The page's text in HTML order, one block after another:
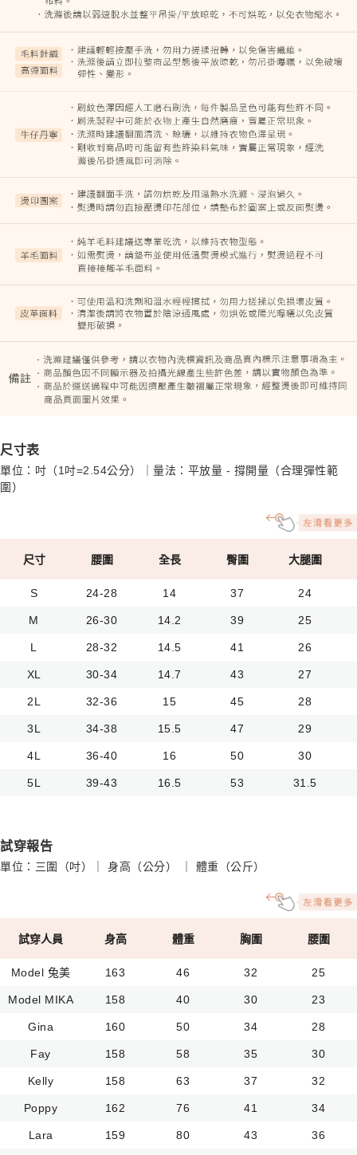
尺寸表
單位：吋（1吋=2.54公分）｜量法：平放量 - 撐開量（合理彈性範
圍）
尺寸 腰圍 全長 臀圍 大腿圍
S 24-28 14 37 24
M 26-30 14.2 39 25
L 28-32 14.5 41 26
XL 30-34 14.7 43 27
2L 32-36 15 45 28
3L 34-38 15.5 47 29
4L 36-40 16 50 30
5L 39-43 16.5 53 31.5
試穿報告
單位：三圍（吋）｜ 身高（公分） ｜ 體重（公斤）
試穿人員 身高 體重 胸圍 腰圍
Model 兔美 163 46 32 25
Model MIKA 158 40 30 23
Gina 160 50 34 28
Fay 158 58 35 30
Kelly 158 63 37 32
Poppy 162 76 41 34
Lara 159 80 43 36